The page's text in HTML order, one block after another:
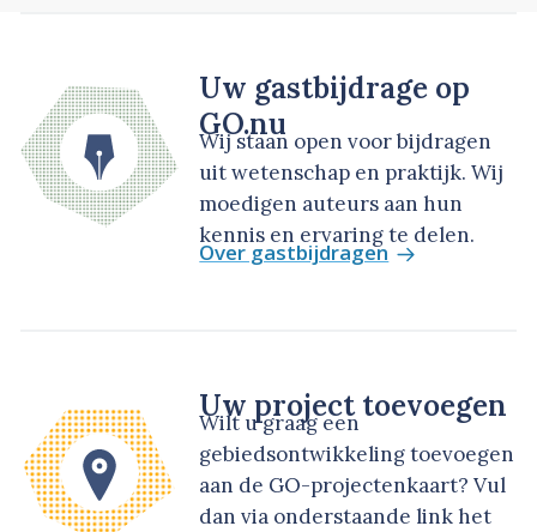
Uw gastbijdrage op
GO.nu
Wij staan open voor bijdragen
uit wetenschap en praktijk. Wij
moedigen auteurs aan hun
kennis en ervaring te delen.
Over gastbijdragen
Uw project toevoegen
Wilt u graag een
gebiedsontwikkeling toevoegen
aan de GO-projectenkaart? Vul
dan via onderstaande link het